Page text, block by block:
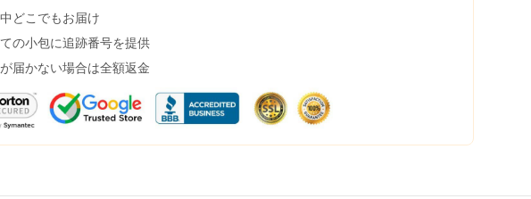
どこでもお届け
の小包に追跡番号を提供
届かない場合は全額返金